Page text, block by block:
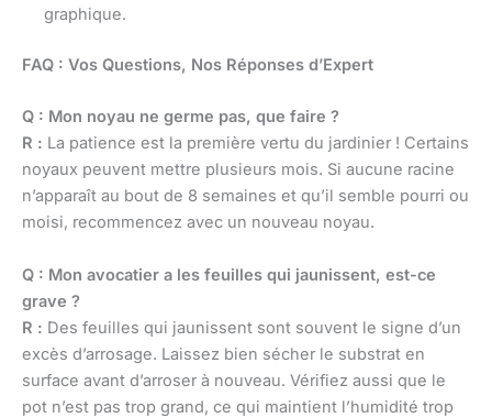
graphique.
FAQ : Vos Questions, Nos Réponses d’Expert
Q : Mon noyau ne germe pas, que faire ?
R : La patience est la première vertu du jardinier ! Certains
noyaux peuvent mettre plusieurs mois. Si aucune racine
n’apparaît au bout de 8 semaines et qu’il semble pourri ou
moisi, recommencez avec un nouveau noyau.
Q : Mon avocatier a les feuilles qui jaunissent, est-ce
grave ?
R : Des feuilles qui jaunissent sont souvent le signe d’un
excès d’arrosage. Laissez bien sécher le substrat en
surface avant d’arroser à nouveau. Vérifiez aussi que le
pot n’est pas trop grand, ce qui maintient l’humidité trop